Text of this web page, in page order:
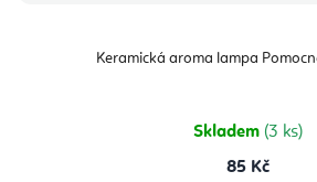
Keramická aroma lampa
Skladem (3 ks)
85 Kč